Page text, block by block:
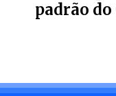
padrão